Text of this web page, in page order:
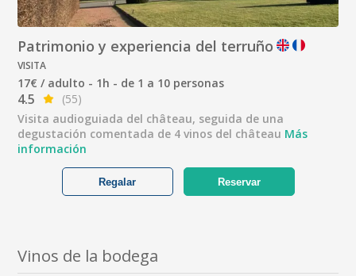
Patrimonio y experiencia del terruño
VISITA
17€ / adulto - 1h - de 1 a 10 personas
4.5
(55)
Visita audioguiada del château, seguida de una
degustación comentada de 4 vinos del château Más
información
Reservar
Regalar
Vinos de la bodega